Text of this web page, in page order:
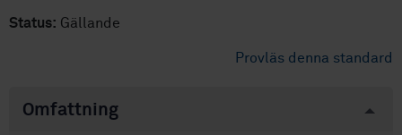
Status: Gällande
Provläs denna standard
Omfattning